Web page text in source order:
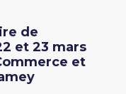
de
et 23 mars
et